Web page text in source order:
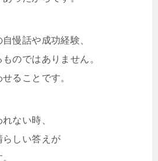
慢話や成功経験、
のではありません。
ることです。
ない時、
らしい答えが